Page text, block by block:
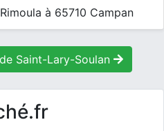
à 65710 Campan
Saint-Lary-Soulan